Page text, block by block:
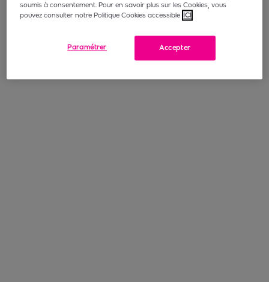
soumis à consentement. Pour en savoir plus sur les Cookies, vous
pouvez consulter notre Politique Cookies accessible ICI
Accepter
Paramétrer